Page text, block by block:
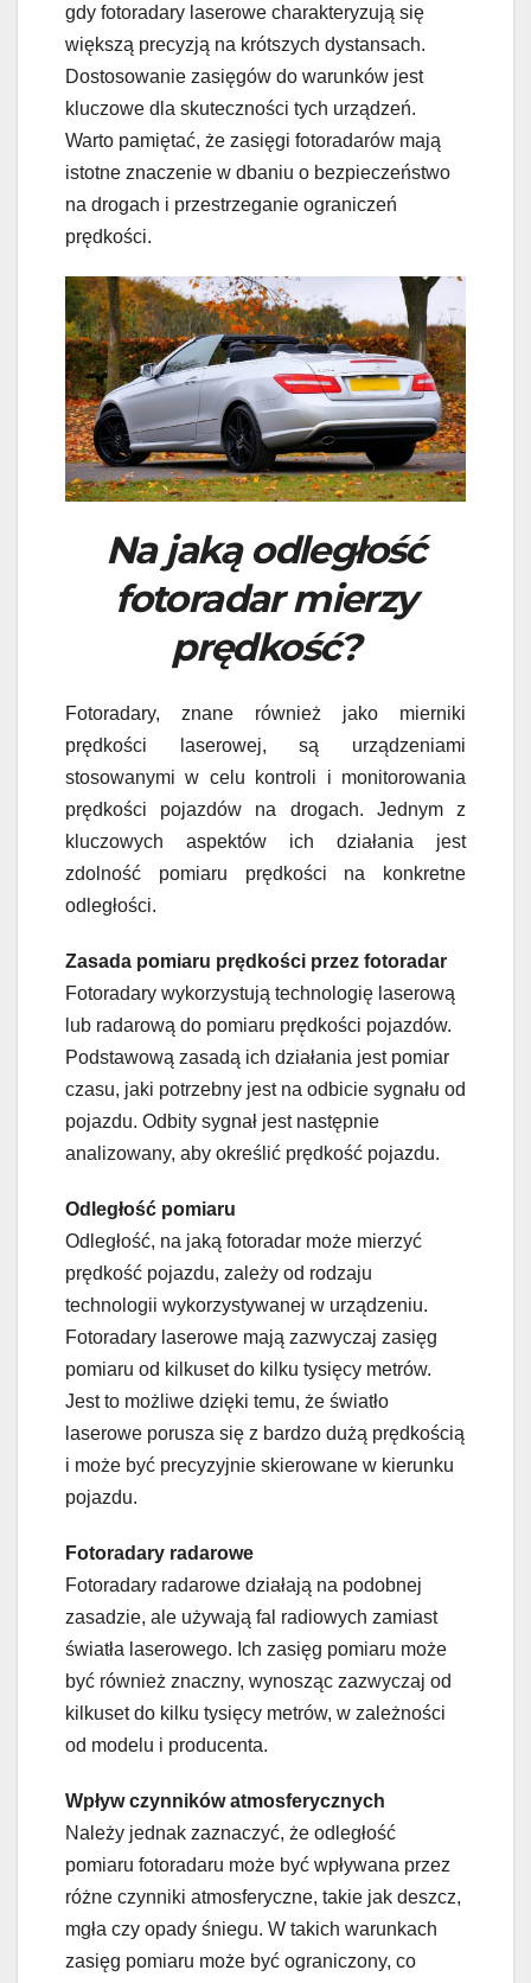
gdy fotoradary laserowe charakteryzują się
większą precyzją na krótszych dystansach.
Dostosowanie zasięgów do warunków jest
kluczowe dla skuteczności tych urządzeń.
Warto pamiętać, że zasięgi fotoradarów mają
istotne znaczenie w dbaniu o bezpieczeństwo
na drogach i przestrzeganie ograniczeń
prędkości.
Na jaką odległość
fotoradar mierzy
prędkość?
Fotoradary, znane również jako mierniki
prędkości laserowej, są urządzeniami
stosowanymi w celu kontroli i monitorowania
prędkości pojazdów na drogach. Jednym z
kluczowych aspektów ich działania jest
zdolność pomiaru prędkości na konkretne
odległości.
Zasada pomiaru prędkości przez fotoradar
Fotoradary wykorzystują technologię laserową
lub radarową do pomiaru prędkości pojazdów.
Podstawową zasadą ich działania jest pomiar
czasu, jaki potrzebny jest na odbicie sygnału od
pojazdu. Odbity sygnał jest następnie
analizowany, aby określić prędkość pojazdu.
Odległość pomiaru
Odległość, na jaką fotoradar może mierzyć
prędkość pojazdu, zależy od rodzaju
technologii wykorzystywanej w urządzeniu.
Fotoradary laserowe mają zazwyczaj zasięg
pomiaru od kilkuset do kilku tysięcy metrów.
Jest to możliwe dzięki temu, że światło
laserowe porusza się z bardzo dużą prędkością
i może być precyzyjnie skierowane w kierunku
pojazdu.
Fotoradary radarowe
Fotoradary radarowe działają na podobnej
zasadzie, ale używają fal radiowych zamiast
światła laserowego. Ich zasięg pomiaru może
być również znaczny, wynosząc zazwyczaj od
kilkuset do kilku tysięcy metrów, w zależności
od modelu i producenta.
Wpływ czynników atmosferycznych
Należy jednak zaznaczyć, że odległość
pomiaru fotoradaru może być wpływana przez
różne czynniki atmosferyczne, takie jak deszcz,
mgła czy opady śniegu. W takich warunkach
zasięg pomiaru może być ograniczony, co